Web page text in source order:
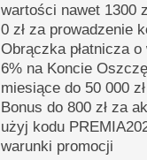
wartości nawet 1300
0 zł za prowadzenie
Obrączka płatnicza o
6% na Koncie
miesiące do 50 000 zł
Bonus do 800 zł za
użyj kodu
warunki promocji